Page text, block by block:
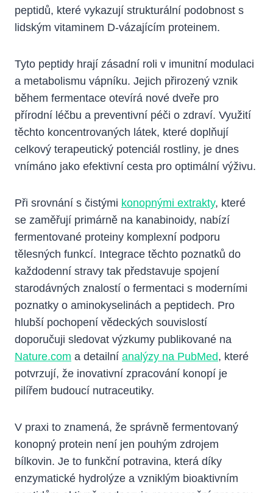
peptidů, které vykazují strukturální podobnost s
lidským vitaminem D-vázajícím proteinem.
Tyto peptidy hrají zásadní roli v imunitní modulaci
a metabolismu vápníku. Jejich přirozený vznik
během fermentace otevírá nové dveře pro
přírodní léčbu a preventivní péči o zdraví. Využití
těchto koncentrovaných látek, které doplňují
celkový terapeutický potenciál rostliny, je dnes
vnímáno jako efektivní cesta pro optimální výživu.
Při srovnání s čistými konopnými extrakty, které
se zaměřují primárně na kanabinoidy, nabízí
fermentované proteiny komplexní podporu
tělesných funkcí. Integrace těchto poznatků do
každodenní stravy tak představuje spojení
starodávných znalostí o fermentaci s moderními
poznatky o aminokyselinách a peptidech. Pro
hlubší pochopení vědeckých souvislostí
doporučuji sledovat výzkumy publikované na
Nature.com a detailní analýzy na PubMed, které
potvrzují, že inovativní zpracování konopí je
pilířem budoucí nutraceutiky.
V praxi to znamená, že správně fermentovaný
konopný protein není jen pouhým zdrojem
bílkovin. Je to funkční potravina, která díky
enzymatické hydrolýze a vzniklým bioaktivním